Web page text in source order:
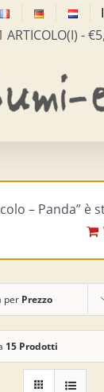
ARTICOLO(I) -€
– Panda” è
per Prezzo
15 Prodotti